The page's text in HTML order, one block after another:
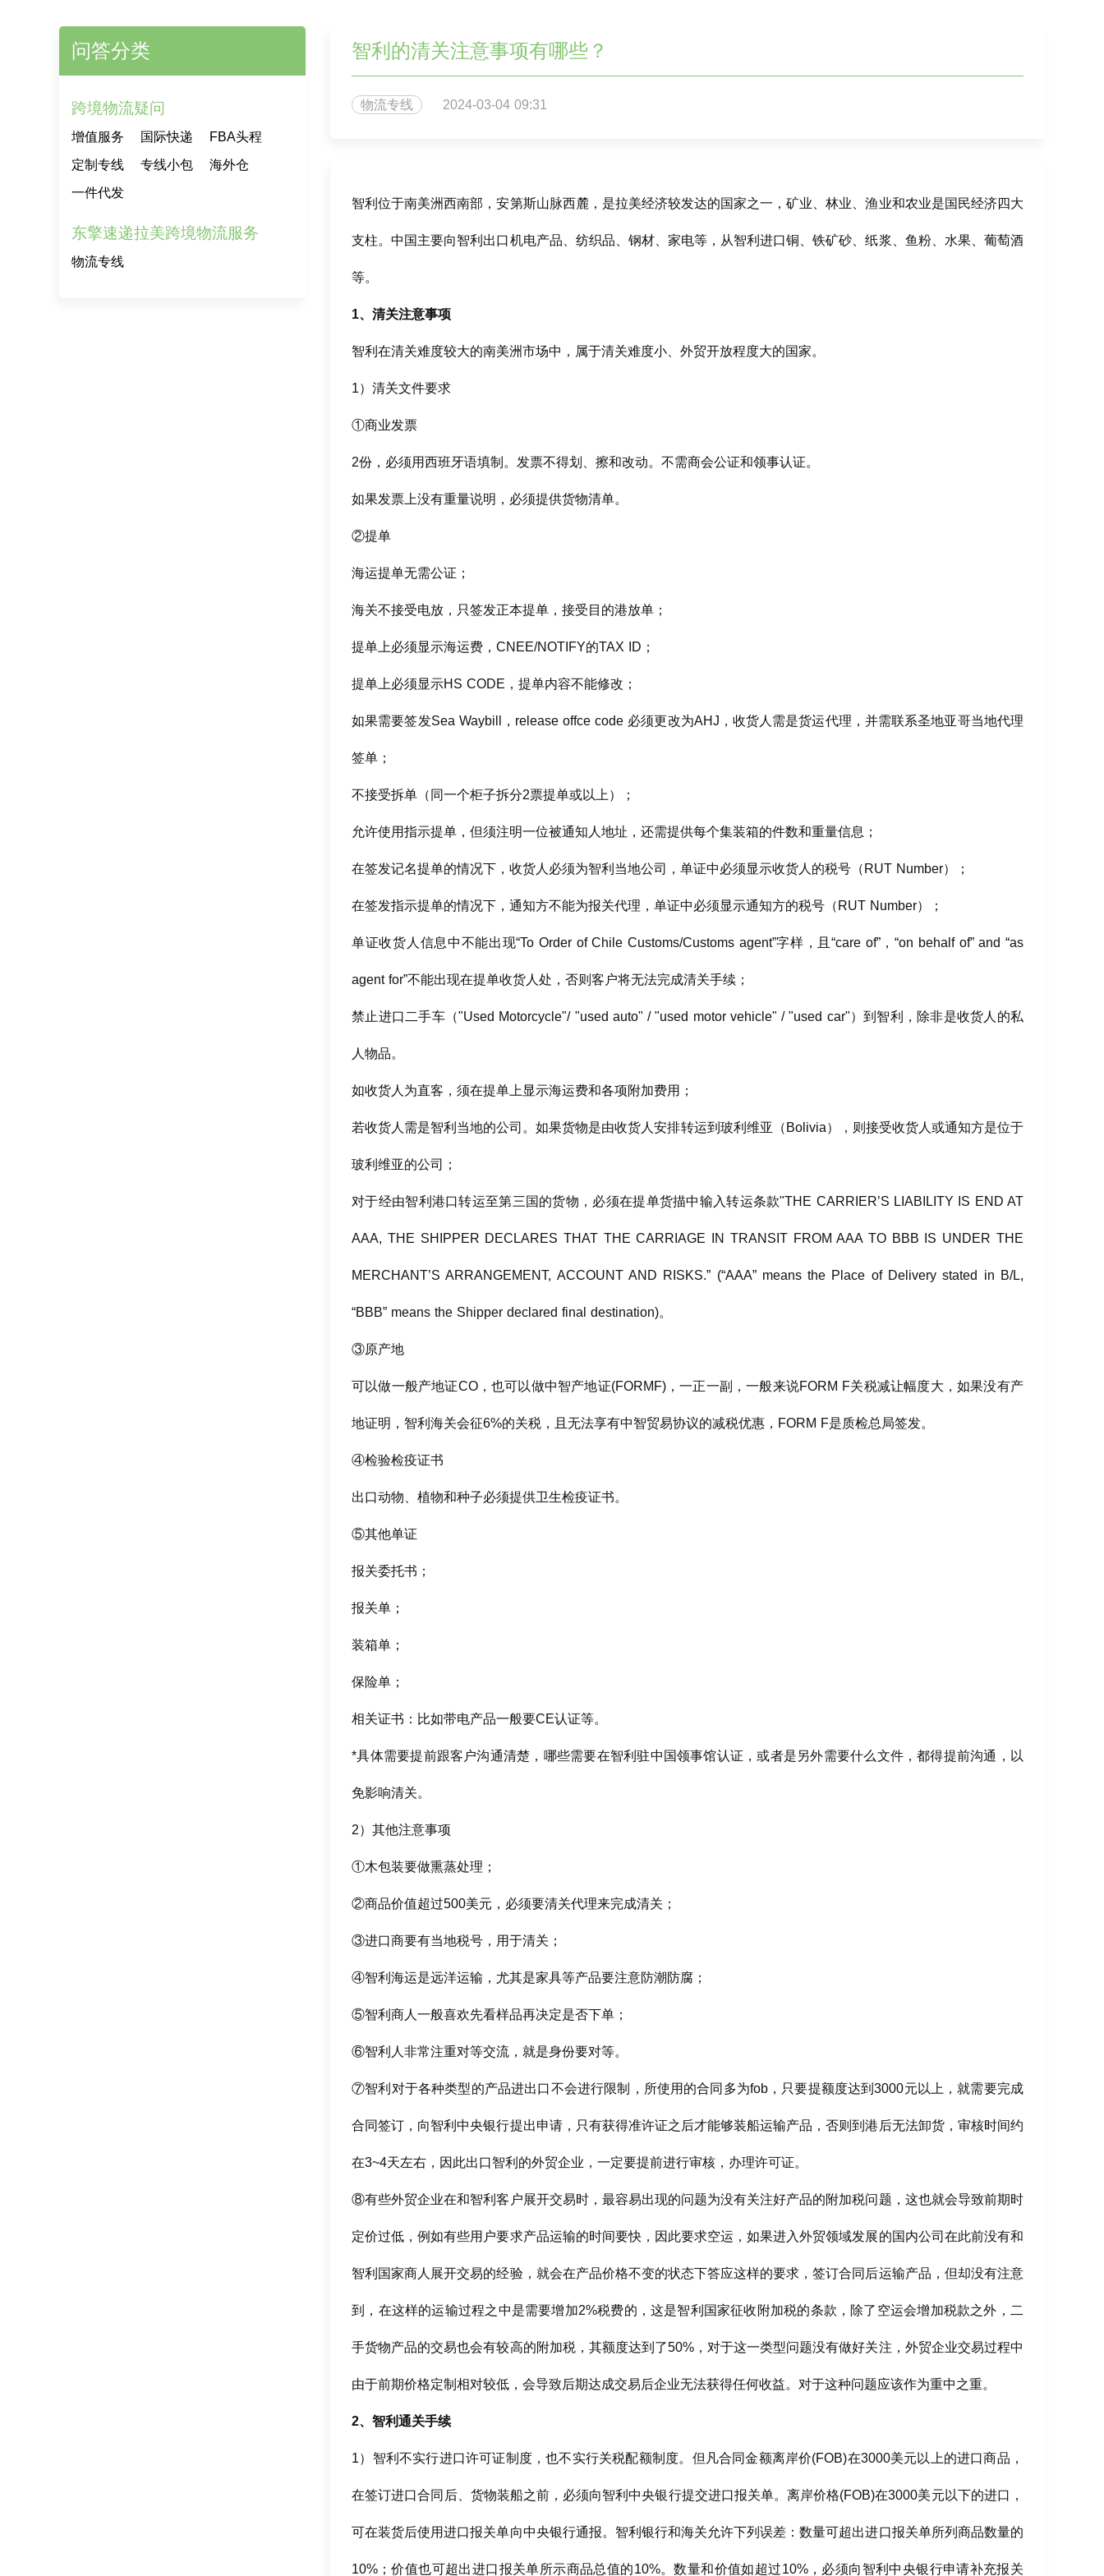
问答分类
跨境物流疑问
增值服务 国际快递
FBA头程
定制专线
专线小包
海外仓
一件代发
东擎速递拉美跨境物流服务
物流专线
智利的清关注意事项有哪些？
物流专线 2024-03-04 09:31
智利位于南美洲西南部，安第斯山脉西麓，是拉美经济较发达的国家之一，矿业、林业、渔业和农业是国民经济四大
支柱。中国主要向智利出口机电产品、纺织品、钢材、家电等，从智利进口铜、铁矿砂、纸浆、鱼粉、水果、葡萄酒
等。
1、清关注意事项
智利在清关难度较大的南美洲市场中，属于清关难度小、外贸开放程度大的国家。
1）清关文件要求
①商业发票
2份，必须用西班牙语填制。发票不得划、擦和改动。不需商会公证和领事认证。
如果发票上没有重量说明，必须提供货物清单。
②提单
海运提单无需公证；
海关不接受电放，只签发正本提单，接受目的港放单；
提单上必须显示海运费，CNEE/NOTIFY的TAX ID；
提单上必须显示HS CODE，提单内容不能修改；
如果需要签发Sea Waybill，release offce code 必须更改为AHJ，收货人需是货运代理，并需联系圣地亚哥当地代理
签单；
不接受拆单（同一个柜子拆分2票提单或以上）；
允许使用指示提单，但须注明一位被通知人地址，还需提供每个集装箱的件数和重量信息；
在签发记名提单的情况下，收货人必须为智利当地公司，单证中必须显示收货人的税号（RUT Number）；
在签发指示提单的情况下，通知方不能为报关代理，单证中必须显示通知方的税号（RUT Number）；
单证收货人信息中不能出现“To Order of Chile Customs/Customs agent”字样，且“care of”，“on behalf of” and “as
agent for”不能出现在提单收货人处，否则客户将无法完成清关手续；
禁止进口二手车（"Used Motorcycle"/ "used auto" / "used motor vehicle" / "used car"）到智利，除非是收货人的私
人物品。
如收货人为直客，须在提单上显示海运费和各项附加费用；
若收货人需是智利当地的公司。如果货物是由收货人安排转运到玻利维亚（Bolivia），则接受收货人或通知方是位于
玻利维亚的公司；
对于经由智利港口转运至第三国的货物，必须在提单货描中输入转运条款"THE CARRIER’S LIABILITY IS END AT
AAA, THE SHIPPER DECLARES THAT THE CARRIAGE IN TRANSIT FROM AAA TO BBB IS UNDER THE
MERCHANT’S ARRANGEMENT, ACCOUNT AND RISKS.” (“AAA” means the Place of Delivery stated in B/L,
“BBB” means the Shipper declared final destination)。
③原产地
可以做一般产地证CO，也可以做中智产地证(FORMF)，一正一副，一般来说FORM F关税减让幅度大，如果没有产
地证明，智利海关会征6%的关税，且无法享有中智贸易协议的减税优惠，FORM F是质检总局签发。
④检验检疫证书
出口动物、植物和种子必须提供卫生检疫证书。
⑤其他单证
报关委托书；
报关单；
装箱单；
保险单；
相关证书：比如带电产品一般要CE认证等。
*具体需要提前跟客户沟通清楚，哪些需要在智利驻中国领事馆认证，或者是另外需要什么文件，都得提前沟通，以
免影响清关。
2）其他注意事项
①木包装要做熏蒸处理；
②商品价值超过500美元，必须要清关代理来完成清关；
③进口商要有当地税号，用于清关；
④智利海运是远洋运输，尤其是家具等产品要注意防潮防腐；
⑤智利商人一般喜欢先看样品再决定是否下单；
⑥智利人非常注重对等交流，就是身份要对等。
⑦智利对于各种类型的产品进出口不会进行限制，所使用的合同多为fob，只要提额度达到3000元以上，就需要完成
合同签订，向智利中央银行提出申请，只有获得准许证之后才能够装船运输产品，否则到港后无法卸货，审核时间约
在3~4天左右，因此出口智利的外贸企业，一定要提前进行审核，办理许可证。
⑧有些外贸企业在和智利客户展开交易时，最容易出现的问题为没有关注好产品的附加税问题，这也就会导致前期时
定价过低，例如有些用户要求产品运输的时间要快，因此要求空运，如果进入外贸领域发展的国内公司在此前没有和
智利国家商人展开交易的经验，就会在产品价格不变的状态下答应这样的要求，签订合同后运输产品，但却没有注意
到，在这样的运输过程之中是需要增加2%税费的，这是智利国家征收附加税的条款，除了空运会增加税款之外，二
手货物产品的交易也会有较高的附加税，其额度达到了50%，对于这一类型问题没有做好关注，外贸企业交易过程中
由于前期价格定制相对较低，会导致后期达成交易后企业无法获得任何收益。对于这种问题应该作为重中之重。
2、智利通关手续
1）智利不实行进口许可证制度，也不实行关税配额制度。但凡合同金额离岸价(FOB)在3000美元以上的进口商品，
在签订进口合同后、货物装船之前，必须向智利中央银行提交进口报关单。离岸价格(FOB)在3000美元以下的进口，
可在装货后使用进口报关单向中央银行通报。智利银行和海关允许下列误差：数量可超出进口报关单所列商品数量的
10%；价值也可超出进口报关单所示商品总值的10%。数量和价值如超过10%，必须向智利中央银行申请补充报关